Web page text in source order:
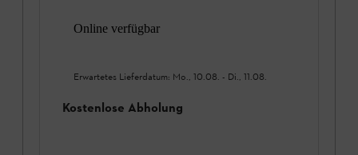
Online verfügbar
Erwartetes Lieferdatum: Mo., 10.08. - Di., 11.08.
Kostenlose Abholung